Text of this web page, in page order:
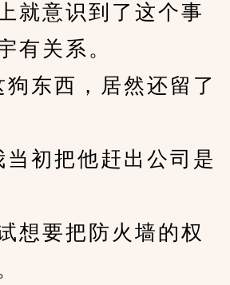
意识到了这个事
有关系。
东西，居然还留了
初把他赶出公司是
要把防火墙的权